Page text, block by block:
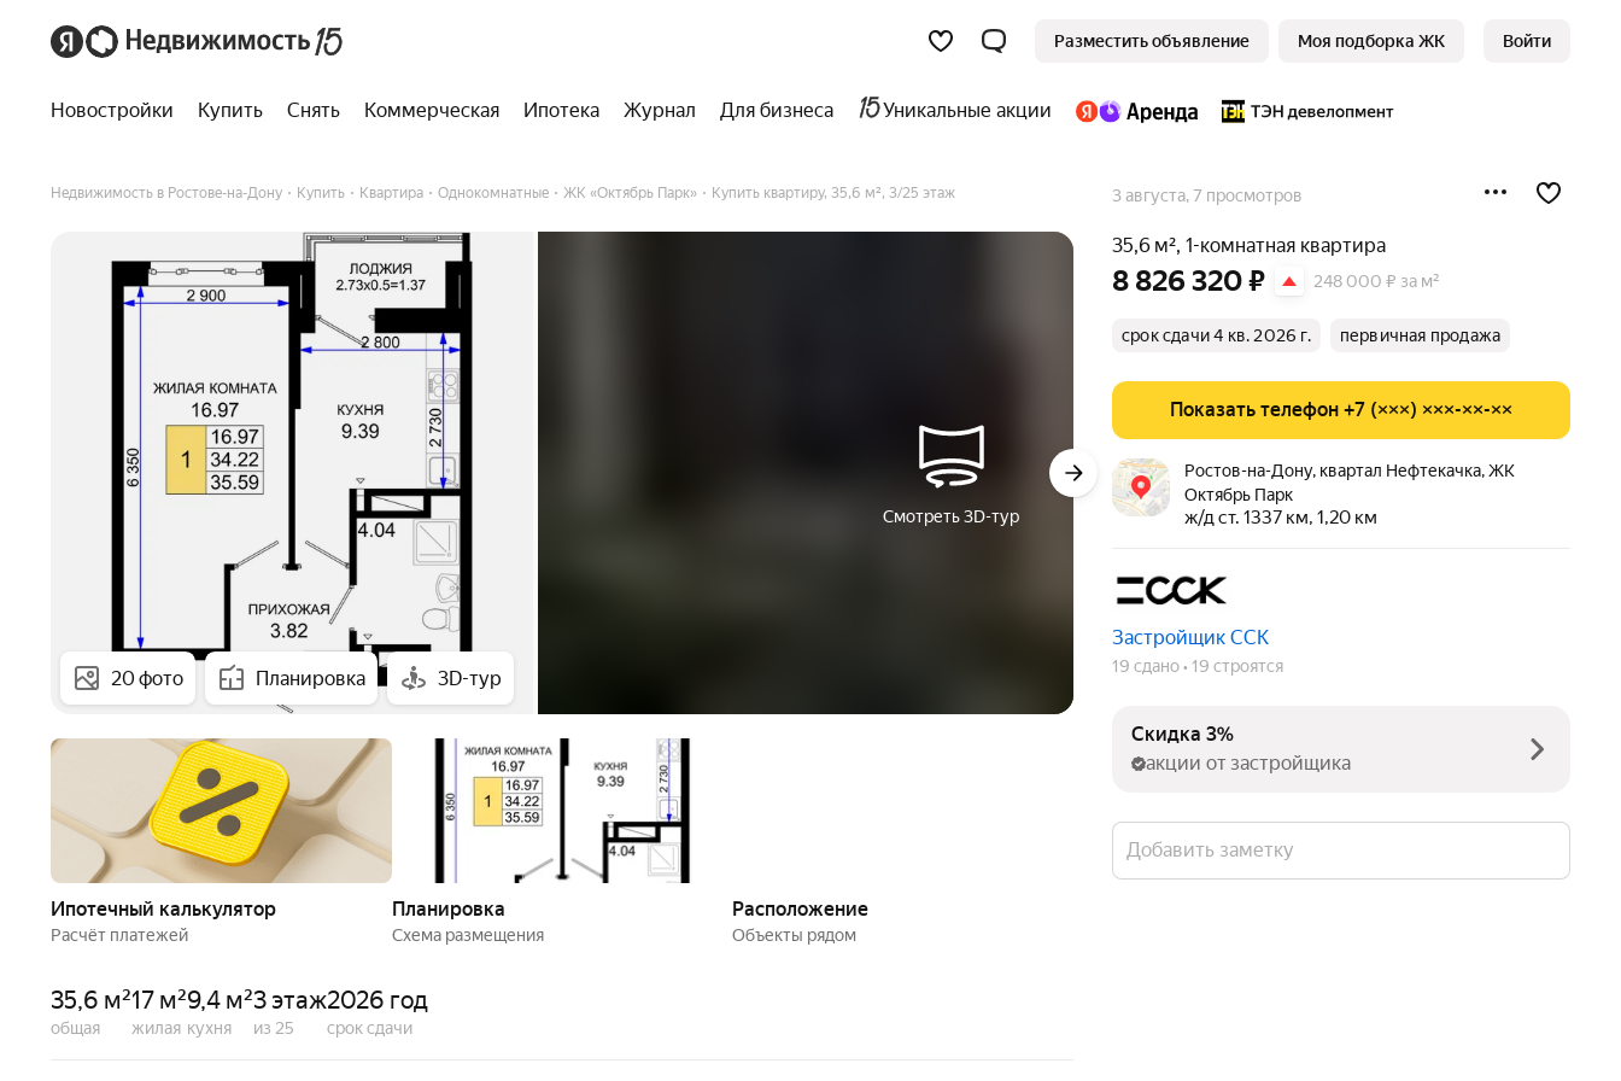
Разместить объявление Моя подборка ЖК Войти
Новостройки Купить Снять Коммерческая Ипотека Журнал Для бизнеса Уникальные акции
Недвижимость в Ростове-на-Дону Купить Квартира Однокомнатные ЖК «Октябрь Парк» Купить квартиру, 35,6 м², 3/25 этаж
Смотреть 3D-тур
20 фото Планировка 3D-тур
Ипотечный калькулятор
Расчёт платежей
Планировка
Схема размещения
Расположение
Объекты рядом
3 августа, 7 просмотров
35,6 м², 1-комнатная квартира
8 826 320 ₽ 248 000 ₽ за м²
срок сдачи 4 кв. 2026 г. первичная продажа
Показать телефон +7 (×××) ×××-××-××
Ростов-на-Дону, квартал Нефтекачка, ЖК
Октябрь Парк
ж/д ст. 1337 км, 1,20 км
Застройщик ССК
19 сдано 19 строятся
Скидка 3%
акции от застройщика
Добавить заметку
35,6 м²
общая
17 м²
жилая
9,4 м²
кухня
3 этаж
из 25
2026 год
срок сдачи